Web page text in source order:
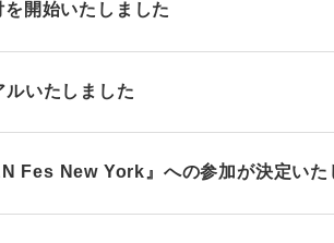
開始いたしました
いたしました
Fes New York』への参加が決定いた